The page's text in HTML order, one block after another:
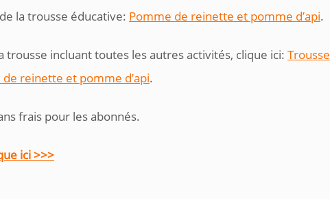
la trousse éducative: Pomme de reinette et pomme d’api.
trousse incluant toutes les autres activités, clique ici: Trousse
reinette et pomme d’api.
frais pour les abonnés.
ici >>>